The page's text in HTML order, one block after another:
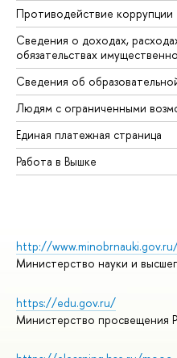
Противодействие коррупции
Сведения о доходах,
обязательствах
Сведения об
Людям с ограниченными
Единая платежная страница
Работа в Вышке
http://
Министерство науки и
https://edu.gov.ru/
Министерство просвещения